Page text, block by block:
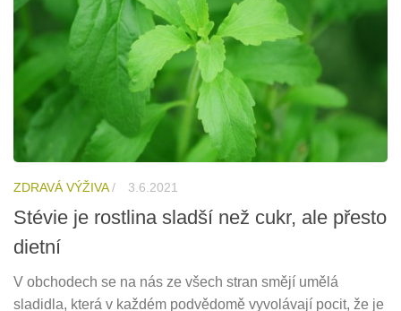
ZDRAVÁ VÝŽIVA/ 3.6.2021
Stévie je rostlina sladší než cukr, ale přesto
dietní
V obchodech se na nás ze všech stran smějí umělá
sladidla, která v každém podvědomě vyvolávají pocit, že je